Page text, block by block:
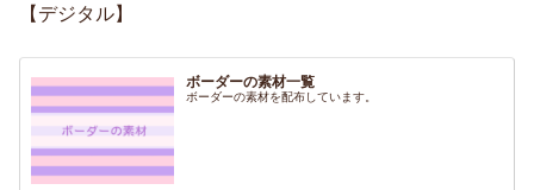
【デジタル】
ボーダーの素材一覧
ボーダーの素材を配布しています。